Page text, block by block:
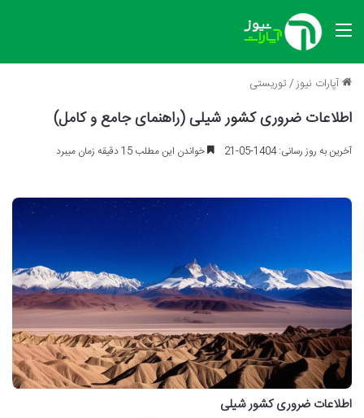
منو
آپارات نیوز/توریستی
اطلاعات ضروری کشور شیلی (راهنمای جامع و کامل)
آخرین به روز رسانی: 1404-05-21 خواندن این مطلب 15 دقیقه زمان میبرد
اطلاعات ضروری کشور شیلی